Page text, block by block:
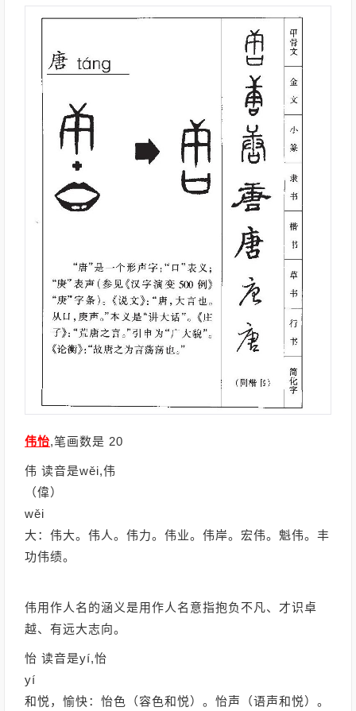
伟怡,笔画数是 20
伟 读音是wěi,伟
（偉）
wěi
大：伟大。伟人。伟力。伟业。伟岸。宏伟。魁伟。丰
功伟绩。
伟用作人名的涵义是用作人名意指抱负不凡、才识卓
越、有远大志向。
怡 读音是yí,怡
yí
和悦，愉快：怡色（容色和悦）。怡声（语声和悦）。